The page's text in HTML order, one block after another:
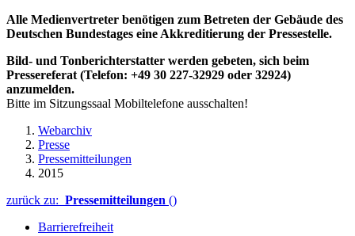
Alle Medienvertreter benötigen zum Betreten der Gebäude des
Deutschen Bundestages eine Akkreditierung der Pressestelle.
Bild- und Tonberichterstatter werden gebeten, sich beim
Pressereferat (Telefon: +49 30 227-32929 oder 32924)
anzumelden.
Bitte im Sitzungssaal Mobiltelefone ausschalten!
Webarchiv
Presse
Pressemitteilungen
2015
zurück zu: Pressemitteilungen ()
Barrierefreiheit